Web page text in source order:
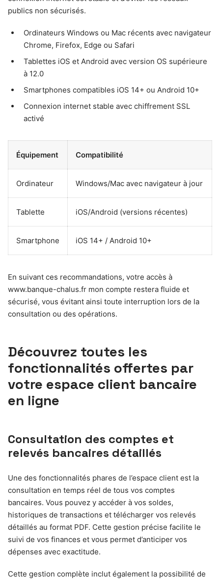
publics non sécurisés.
Ordinateurs Windows ou Mac récents avec navigateur
Chrome, Firefox, Edge ou Safari
Tablettes iOS et Android avec version OS supérieure
à 12.0
Smartphones compatibles iOS 14+ ou Android 10+
Connexion internet stable avec chiffrement SSL
activé
Équipement Compatibilité
Ordinateur Windows/Mac avec navigateur à jour
Tablette iOS/Android (versions récentes)
Smartphone iOS 14+ / Android 10+
En suivant ces recommandations, votre accès à
www.banque-chalus.fr mon compte restera fluide et
sécurisé, vous évitant ainsi toute interruption lors de la
consultation ou des opérations.
Découvrez toutes les
fonctionnalités offertes par
votre espace client bancaire
en ligne
Consultation des comptes et
relevés bancaires détaillés
Une des fonctionnalités phares de l’espace client est la
consultation en temps réel de tous vos comptes
bancaires. Vous pouvez y accéder à vos soldes,
historiques de transactions et télécharger vos relevés
détaillés au format PDF. Cette gestion précise facilite le
suivi de vos finances et vous permet d’anticiper vos
dépenses avec exactitude.
Cette gestion complète inclut également la possibilité de